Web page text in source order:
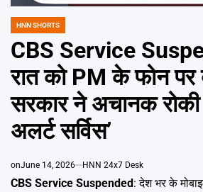
POSTED
HNN SHORTS
CBS Service
रात को PM के फोन पर
सरकार ने अचानक रोकी
अलर्ट सर्विस’
onJune 14, 2026 HNN 24x7 Desk
CBS Service Suspended: देश भर के